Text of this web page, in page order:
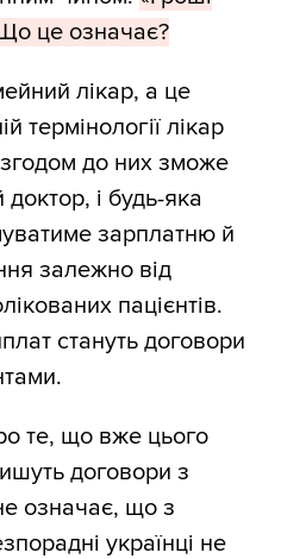
це означає?
лікар, а це
термінології лікар
до них зможе
і будь-яка
зарплатню й
залежно від
пацієнтів.
стануть договори
те, що вже цього
договори з
означає, що з
українці не